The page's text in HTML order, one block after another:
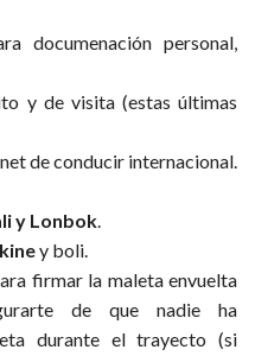
documenación personal,
y de visita (estas últimas
de conducir internacional.
y Lonbok.
y boli.
firmar la maleta envuelta
de que nadie ha
durante el trayecto (si